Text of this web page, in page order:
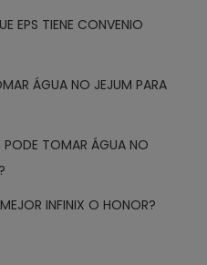
EPS TIENE CONVENIO
ÁGUA NO JEJUM PARA
PODE TOMAR ÁGUA NO
INFINIX O HONOR?